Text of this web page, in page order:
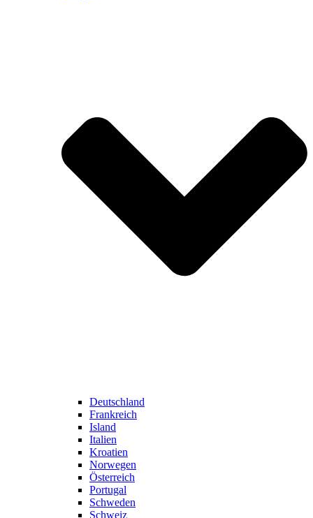
Deutschland
Frankreich
Island
Italien
Kroatien
Norwegen
Österreich
Portugal
Schweden
Schweiz